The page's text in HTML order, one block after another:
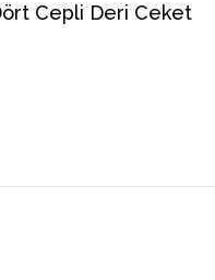
Cepli Deri Ceket